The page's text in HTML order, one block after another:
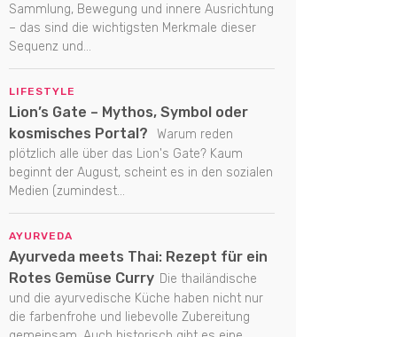
Sammlung, Bewegung und innere Ausrichtung
– das sind die wichtigsten Merkmale dieser
Sequenz und...
LIFESTYLE
Lion’s Gate – Mythos, Symbol oder
kosmisches Portal?
Warum reden
plötzlich alle über das Lion's Gate? Kaum
beginnt der August, scheint es in den sozialen
Medien (zumindest...
AYURVEDA
Ayurveda meets Thai: Rezept für ein
Rotes Gemüse Curry Die thailändische
und die ayurvedische Küche haben nicht nur
die farbenfrohe und liebevolle Zubereitung